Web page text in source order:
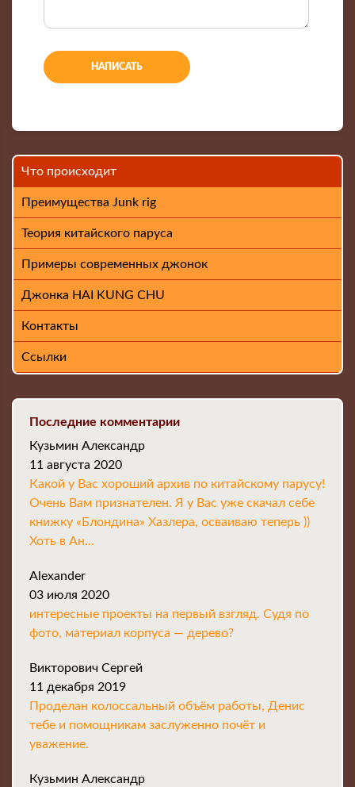
Что происходит
Преимущества Junk rig
Теория китайского паруса
Примеры современных джонок
Джонка HAI KUNG CHU
Контакты
Ссылки
Последние комментарии
Кузьмин Александр
11 августа 2020
Какой у Вас хороший архив по китайскому парусу!
Очень Вам признателен. Я у Вас уже скачал себе
книжку «Блондина» Хазлера, осваиваю теперь ))
Хоть в Ан...
Alexander
03 июля 2020
интересные проекты на первый взгляд. Судя по
фото, материал корпуса — дерево?
Викторович Сергей
11 декабря 2019
Проделан колоссальный объём работы, Денис
тебе и помощникам заслуженно почёт и
уважение.
Кузьмин Александр